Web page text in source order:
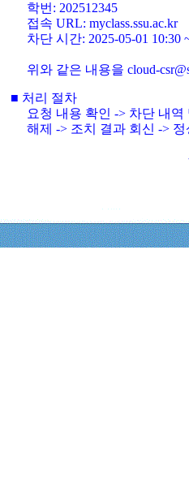
학번: 202512345
접속 URL: myclass.ssu.ac.kr
차단 시간: 2025-05-01 10:30
위와 같은 내용을 cloud-
■ 처리 절차
요청 내용 확인 -> 차단 내
해제 -> 조치 결과 회신 ->